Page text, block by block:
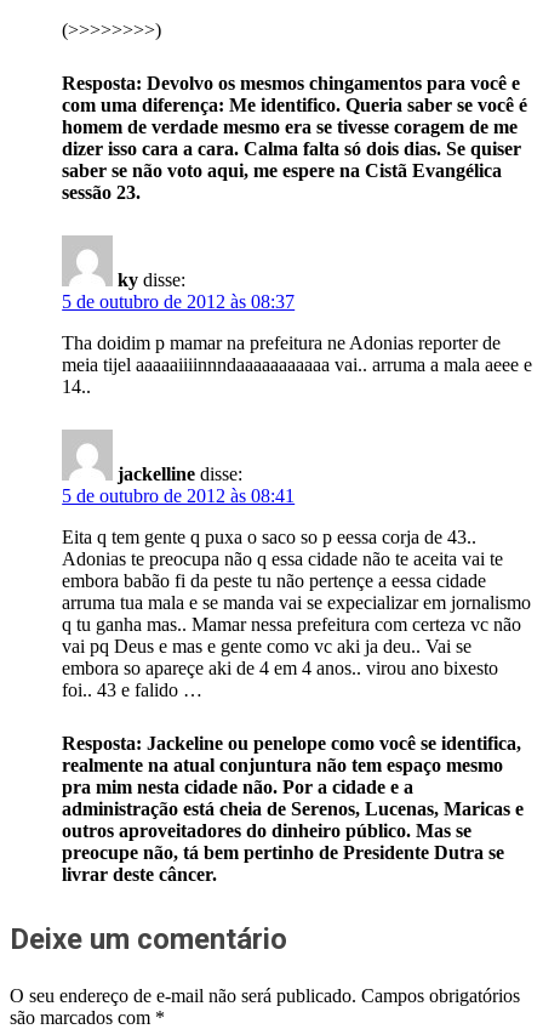
(>>>>>>>>)
Resposta: Devolvo os mesmos chingamentos para você e
com uma diferença: Me identifico. Queria saber se você é
homem de verdade mesmo era se tivesse coragem de me
dizer isso cara a cara. Calma falta só dois dias. Se quiser
saber se não voto aqui, me espere na Cistã Evangélica
sessão 23.
ky disse:
5 de outubro de 2012 às 08:37
Tha doidim p mamar na prefeitura ne Adonias reporter de
meia tijel aaaaaiiiinnndaaaaaaaaaaa vai.. arruma a mala aeee e
14..
jackelline disse:
5 de outubro de 2012 às 08:41
Eita q tem gente q puxa o saco so p eessa corja de 43..
Adonias te preocupa não q essa cidade não te aceita vai te
embora babão fi da peste tu não pertençe a eessa cidade
arruma tua mala e se manda vai se expecializar em jornalismo
q tu ganha mas.. Mamar nessa prefeitura com certeza vc não
vai pq Deus e mas e gente como vc aki ja deu.. Vai se
embora so apareçe aki de 4 em 4 anos.. virou ano bixesto
foi.. 43 e falido …
Resposta: Jackeline ou penelope como você se identifica,
realmente na atual conjuntura não tem espaço mesmo
pra mim nesta cidade não. Por a cidade e a
administração está cheia de Serenos, Lucenas, Maricas e
outros aproveitadores do dinheiro público. Mas se
preocupe não, tá bem pertinho de Presidente Dutra se
livrar deste câncer.
Deixe um comentário
O seu endereço de e-mail não será publicado. Campos obrigatórios
são marcados com *